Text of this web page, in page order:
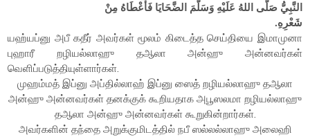
النَّبِيُّ صَلَّى اللهُ عَلَيْهِ وَسَلَّمَ الضَّحَايَا فَأَعْطَاهُ مِنْ
شَعْرِهِ.
யஹ்யப்னு அபீ கதீர் அவர்கள் மூலம் கிடைத்த செய்தியை இமாமுனா
புஹாரீ றழியல்லாஹு தஆலா அன்ஹு அன்னவர்கள்
வெளிப்படுத்தியுள்ளார்கள்.
முஹம்மத் இப்னு அப்தில்லாஹ் இப்னு ஸைத் றழியல்லாஹு தஆலா
அன்ஹு அன்னவர்கள் தனக்குக் கூறியதாக அபூஸலமா றழியல்லாஹு
தஆலா அன்ஹு அன்னவர்கள் கூறுகின்றார்கள்.
அவர்களின் தந்தை அறுக்குமிடத்தில் நபீ ஸல்லல்லாஹு அலைஹி